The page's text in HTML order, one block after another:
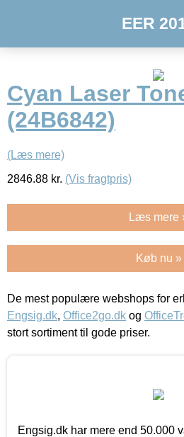
EER
Cyan Laser
(24B6842)
(Læs mere)
2846.88 kr. (Vis fragtpris)
Læs mere
Køb nu »
De mest populære webshops for
Engsig.dk, Office2go.dk og
stort sortiment til gode priser.
Engsig.dk har mere end 50.000